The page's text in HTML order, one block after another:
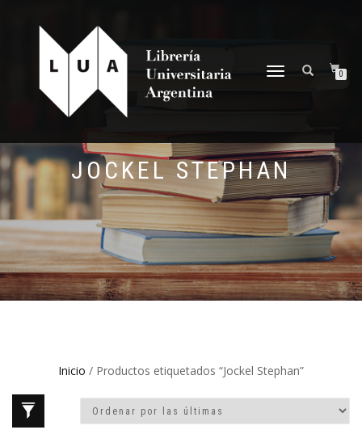
NAVEGACIÓN
0
JOCKEL STEPHAN
Inicio / Productos etiquetados “Jockel Stephan”